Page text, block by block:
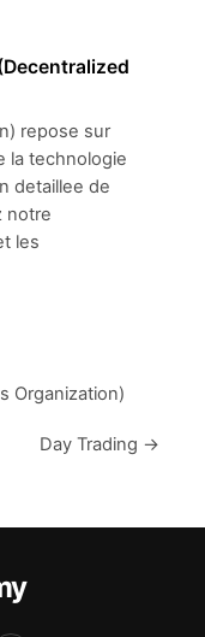
repose sur
la technologie
detaillee de
notre
les
Organization)
Day Trading →